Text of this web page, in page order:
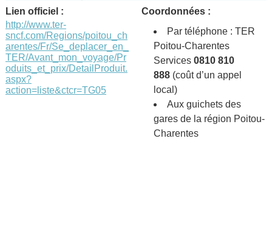
Lien officiel :
http://www.ter-
sncf.com/Regions/poitou_ch
arentes/Fr/Se_deplacer_en_
TER/Avant_mon_voyage/Pr
oduits_et_prix/DetailProduit.
aspx?
action=liste&ctcr=TG05
Coordonnées :
Par téléphone : TER
Poitou-Charentes
Services 0810 810
888(coût d’un appel
local)
Aux guichets des
gares de la région Poitou-
Charentes